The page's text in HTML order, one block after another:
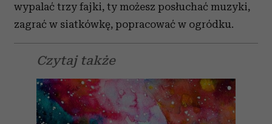
wypalać trzy fajki, ty możesz posłuchać muzyki,
zagrać w siatkówkę, popracować w ogródku.
Czytaj także